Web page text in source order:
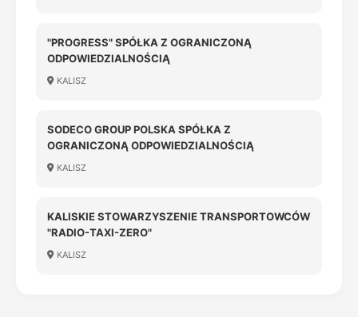
"PROGRESS" SPÓŁKA Z OGRANICZONĄ
ODPOWIEDZIALNOŚCIĄ
KALISZ
SODECO GROUP POLSKA SPÓŁKA Z
OGRANICZONĄ ODPOWIEDZIALNOŚCIĄ
KALISZ
KALISKIE STOWARZYSZENIE TRANSPORTOWCÓW
"RADIO-TAXI-ZERO"
KALISZ